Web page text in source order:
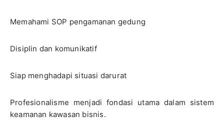
Memahami SOP pengamanan gedung
Disiplin dan komunikatif
Siap menghadapi situasi darurat
Profesionalisme menjadi fondasi utama dalam sistem
keamanan kawasan bisnis.